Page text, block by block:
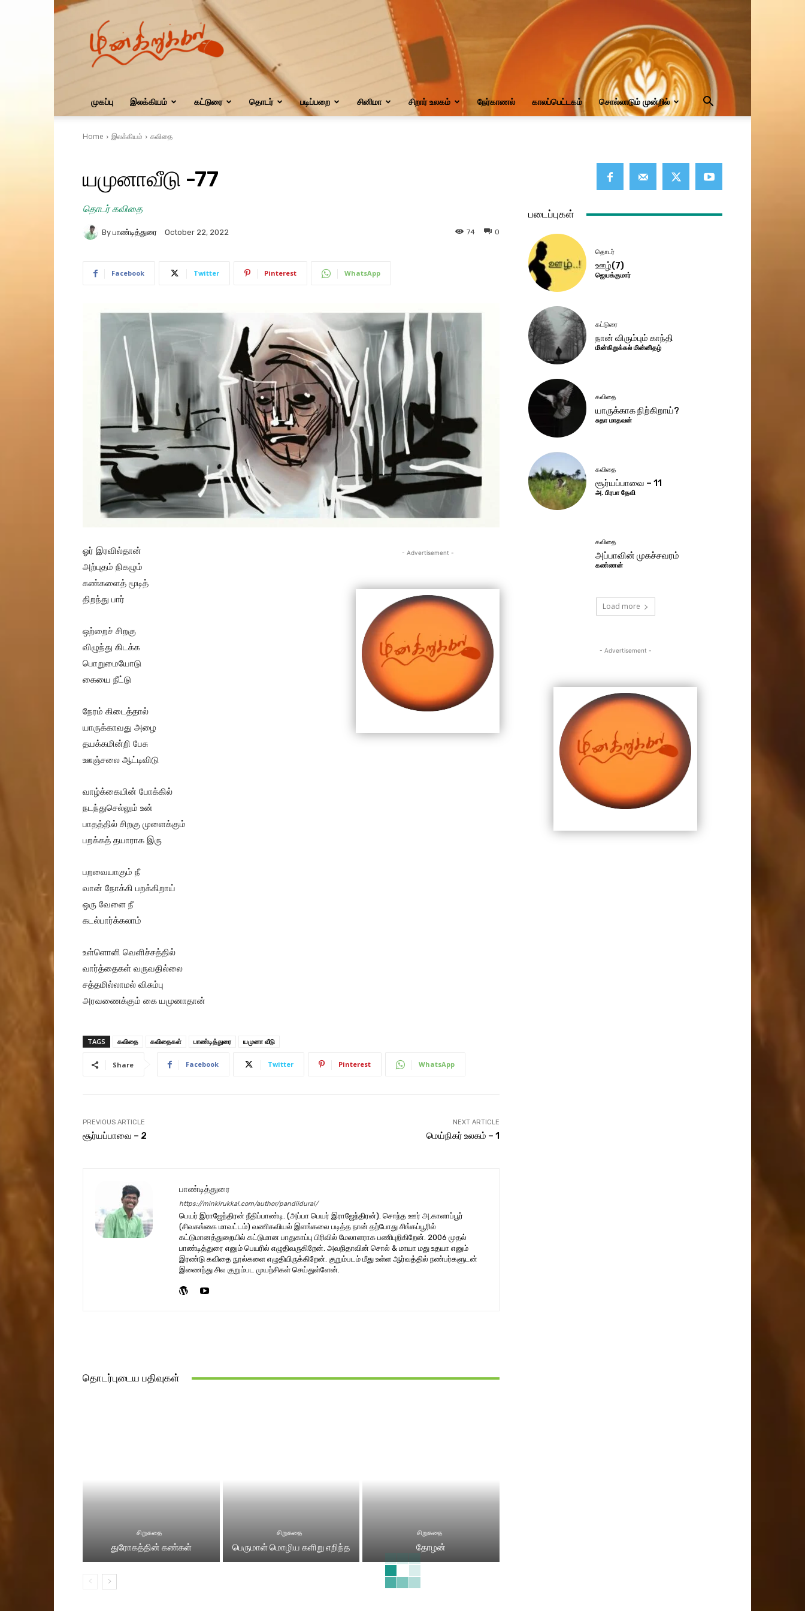
மின்கிறுக்கல்
முகப்பு இலக்கியம் கட்டுரை தொடர் படிப்பறை சினிமா சிறார் உலகம் நேர்காணல் காலப்பெட்டகம் சொல்லாடும் முன்றில்
Home இலக்கியம் கவிதை
யமுனாவீடு -77
தொடர் கவிதை
By பாண்டித்துரை October 22, 2022 0
74
Facebook Twitter Pinterest WhatsApp
- Advertisement -
ஓர் இரவில்தான்
அற்புதம் நிகழும்
கண்களைத் மூடித்
திறந்து பார்
ஒற்றைச் சிறகு
விழுந்து கிடக்க
பொறுமையோடு
கையை நீட்டு
நேரம் கிடைத்தால்
யாருக்காவது அழை
தயக்கமின்றி பேசு
ஊஞ்சலை ஆட்டிவிடு
வாழ்க்கையின் போக்கில்
நடந்துசெல்லும் உன்
பாதத்தில் சிறகு முளைக்கும்
பறக்கத் தயாராக இரு
பறவையாகும் நீ
வான் நோக்கி பறக்கிறாய்
ஒரு வேளை நீ
கடல்பார்க்கலாம்
உள்ளொளி வெளிச்சத்தில்
வார்த்தைகள் வருவதில்லை
சத்தமில்லாமல் விசும்பு
அரவணைக்கும் கை யமுனாதான்
TAGS கவிதை கவிதைகள் பாண்டித்துரை யமுனா வீடு
Share Facebook Twitter Pinterest WhatsApp
PREVIOUS ARTICLE
சூர்யப்பாவை – 2
NEXT ARTICLE
மெய்நிகர் உலகம் – 1
பாண்டித்துரை
https://minkirukkal.com/author/pandiidurai/
பெயர் இராஜேந்திரன் நீதிப்பாண்டி. (அப்பா பெயர் இராஜேந்திரன்). சொந்த ஊர் அ.காளாப்பூர்
(சிவகங்கை மாவட்டம்) வணிகவியல் இளங்கலை படித்த நான் தற்போது சிங்கப்பூரில்
கட்டுமானத்துறையில் கட்டுமான பாதுகாப்பு பிரிவில் மேலாளராக பணிபுறிகிறேன். 2006 முதல்
பாண்டித்துரை எனும் பெயரில் எழுதிவருகிறேன். அவநிதாவின் சொல் & மாயா மது உதயா எனும்
இரண்டு கவிதை நூல்களை எழுதியிருக்கிறேன். குறும்படம் மீது உள்ள ஆர்வத்தில் நண்பர்களுடன்
இணைந்து சில குறும்பட முயற்சிகள் செய்துள்ளேன்.
தொடர்புடைய பதிவுகள்
சிறுகதை
துரோகத்தின் கண்கள்
சிறுகதை
பெருமாள் மொழிய களிறு எறிந்த
சிறுகதை
தோழன்
படைப்புகள்
தொடர்
ஊழ்(7)
ஜெயக்குமார்
கட்டுரை
நான் விரும்பும் காந்தி
மின்கிறுக்கல் மின்னிதழ்
கவிதை
யாருக்காக நிற்கிறாய்?
சுதா மாதவன்
கவிதை
சூர்யப்பாவை – 11
அ. பிரபா தேவி
கவிதை
அப்பாவின் முகச்சவரம்
கண்ணன்
Load more
- Advertisement -